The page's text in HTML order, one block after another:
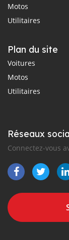
Motos
Utilitaires
Plan du site
Voitures
Motos
Utilitaires
Réseaux
Connectez-vous